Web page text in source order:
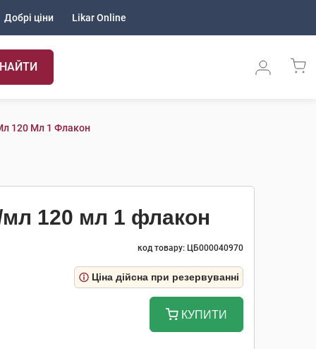
Добрі ціни Likar Online
120 Мл 1 Флакон
мл 120 мл 1 флакон
код товару: ЦБ000040970
Ціна дійсна при резервуванні
КУПИТИ